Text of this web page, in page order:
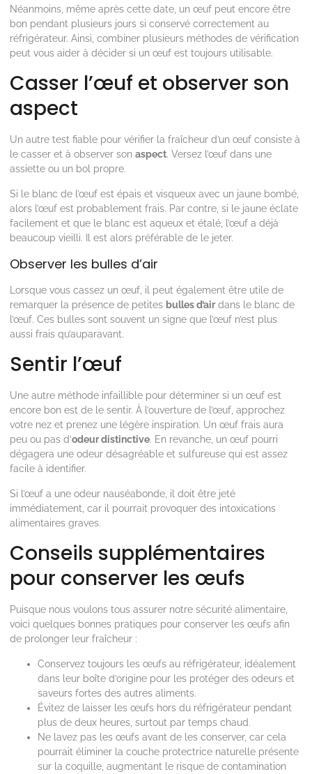
Néanmoins, même après cette date, un œuf peut encore être
bon pendant plusieurs jours si conservé correctement au
réfrigérateur. Ainsi, combiner plusieurs méthodes de vérification
peut vous aider à décider si un œuf est toujours utilisable.
Casser l’œuf et observer son
aspect
Un autre test fiable pour vérifier la fraîcheur d’un œuf consiste à
le casser et à observer son aspect. Versez l’œuf dans une
assiette ou un bol propre.
Si le blanc de l’œuf est épais et visqueux avec un jaune bombé,
alors l’œuf est probablement frais. Par contre, si le jaune éclate
facilement et que le blanc est aqueux et étalé, l’œuf a déjà
beaucoup vieilli. Il est alors préférable de le jeter.
Observer les bulles d’air
Lorsque vous cassez un œuf, il peut également être utile de
remarquer la présence de petites bulles d’airdans le blanc de
l’œuf. Ces bulles sont souvent un signe que l’œuf n’est plus
aussi frais qu’auparavant.
Sentir l’œuf
Une autre méthode infaillible pour déterminer si un œuf est
encore bon est de le sentir. À l’ouverture de l’œuf, approchez
votre nez et prenez une légère inspiration. Un œuf frais aura
peu ou pas d’odeur distinctive. En revanche, un œuf pourri
dégagera une odeur désagréable et sulfureuse qui est assez
facile à identifier.
Si l’œuf a une odeur nauséabonde, il doit être jeté
immédiatement, car il pourrait provoquer des intoxications
alimentaires graves.
Conseils supplémentaires
pour conserver les œufs
Puisque nous voulons tous assurer notre sécurité alimentaire,
voici quelques bonnes pratiques pour conserver les œufs afin
de prolonger leur fraîcheur :
Conservez toujours les œufs au réfrigérateur, idéalement
dans leur boîte d’origine pour les protéger des odeurs et
saveurs fortes des autres aliments.
Évitez de laisser les œufs hors du réfrigérateur pendant
plus de deux heures, surtout par temps chaud.
Ne lavez pas les œufs avant de les conserver, car cela
pourrait éliminer la couche protectrice naturelle présente
sur la coquille, augmentant le risque de contamination